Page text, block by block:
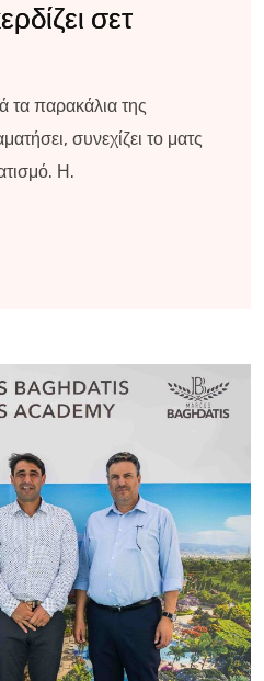
σετ
παρακάλια της
συνεχίζει το ματς
Η.